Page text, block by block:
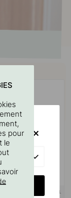
SUPPORT MURAL
pour
le